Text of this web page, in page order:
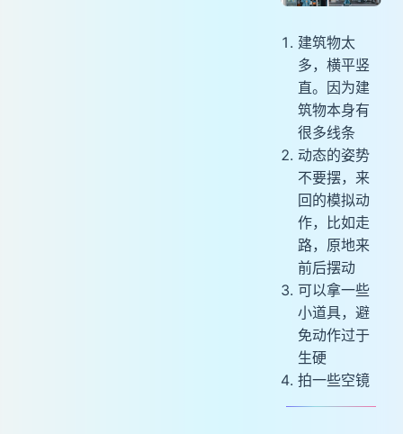
建筑物太
多，横平竖
直。因为建
筑物本身有
很多线条
动态的姿势
不要摆，来
回的模拟动
作，比如走
路，原地来
前后摆动
可以拿一些
小道具，避
免动作过于
生硬
拍一些空镜